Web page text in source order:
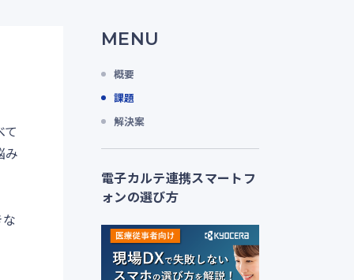
MENU
概要
課題
解決案
電子カルテ連携スマートフ
ォンの選び方
み